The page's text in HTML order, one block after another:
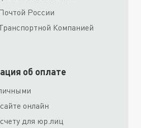
России
Компанией
об оплате
онлайн
для юр.лиц